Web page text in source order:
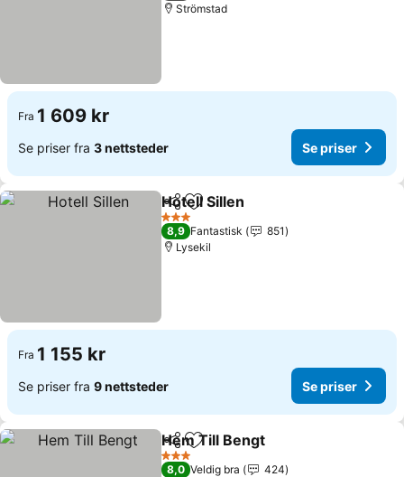
Strömstad
Fra 1 609 kr
Se priser fra 3 nettsteder Se priser
Del Legg til i favoritter
Hotell Sillen
3 Stjerner
8,9 Fantastisk
851
Lysekil
Fra 1 155 kr
Se priser fra 9 nettsteder Se priser
Del Legg til i favoritter
Hem Till Bengt
3 Stjerner
8,0 Veldig bra
424